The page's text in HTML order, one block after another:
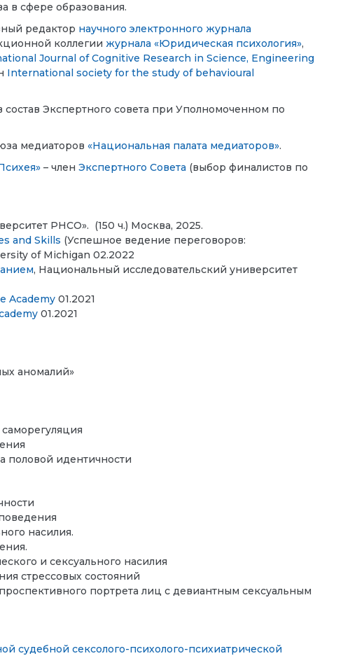
в сфере образования.
редактор научного электронного журнала
коллегиижурнала «Юридическая психология»,
Journal of Cognitive Research in Science, Engineering
International society for the study of behavioural
Экспертного совета при Уполномоченном по
медиаторов«Национальная палата медиаторов».
– членЭкспертного Совета (выбор финалистов по
РНСО». (150 ч.) Москва, 2025.
and Skills (Успешное ведение переговоров:
of Michigan 02.2022
, Национальный исследовательский университет
Academy 01.2021
01.2021
аномалий»
половой идентичности
насилия.
и сексуального насилия
стрессовых состояний
портрета лиц с девиантным сексуальным
судебной сексолого-психолого-психиатрической